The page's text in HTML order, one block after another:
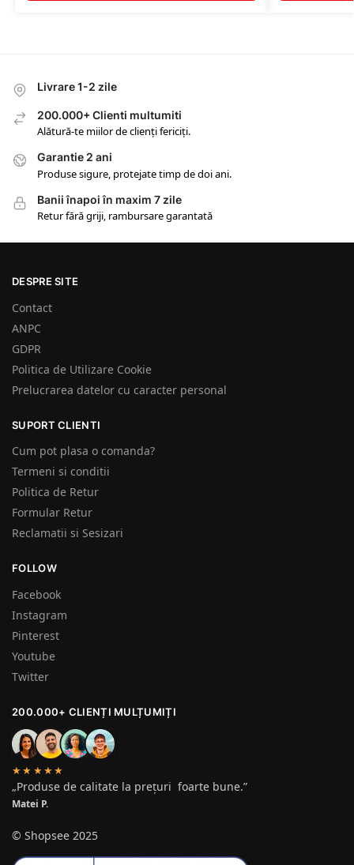
Livrare 1-2 zile
200.000+ Clienti multumiti
Alătură-te miilor de clienți fericiți.
Garantie 2 ani
Produse sigure, protejate timp de doi ani.
Banii înapoi în maxim 7 zile
Retur fără griji, rambursare garantată
DESPRE SITE
Contact
ANPC
GDPR
Politica de Utilizare Cookie
Prelucrarea datelor cu caracter personal
SUPORT CLIENTI
Cum pot plasa o comanda?
Termeni si conditii
Politica de Retur
Formular Retur
Reclamatii si Sesizari
FOLLOW
Facebook
Instagram
Pinterest
Youtube
Twitter
200.000+ CLIENȚI MULȚUMIȚI
★★★★★
„Produse de calitate la prețuri foarte bune.”
Matei P.
© Shopsee 2025